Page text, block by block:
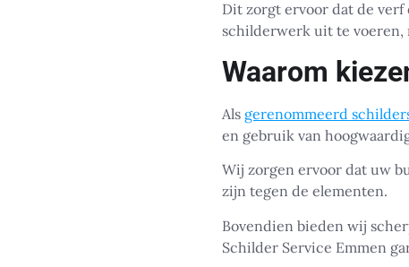
Dit zorgt ervoor dat de verf
schilderwerk uit te voeren,
Waarom
Als gerenommeerd
en gebruik van
Wij zorgen ervoor dat uw
zijn tegen de elementen.
Bovendien bieden wij
Schilder Service Emmen